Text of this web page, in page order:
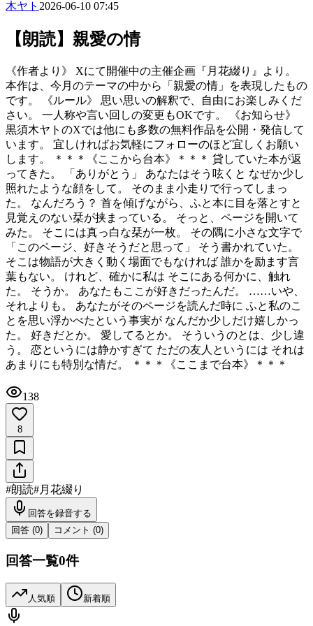
木ヤト 2026-06-10 07:45
【朗読】親愛の情
《作者より》 Xにて開催中の主催企画『月花綴り』より。
本作は、今月のテーマの中から「親愛の情」を表現したもの
です。 《ルール》 思い思いの解釈で、自由にお楽しみくだ
さい。 一人称や言い回しの変更もOKです。 《お知らせ》
黒須木ヤトのXでは他にも多数の無料作品を公開・発信して
います。 宜しければお気軽にフォローのほど宜しくお願い
します。 ＊＊＊《ここから台本》＊＊＊ 貸していた本が返
ってきた。 「ありがとう」 あなたはそう呟くと なぜか少し
照れたような顔をして。 そのまま小走りで行ってしまっ
た。 なんだろう？ 首を傾げながら、ふと本に目を落とすと
見覚えのない栞が挟まっている。 そっと、ページを開いて
みた。 そこには真っ白な栞が一枚。 その隅に小さな文字で
「このページ、好きそうだと思って」 そう書かれていた。
そこは物語が大きく動く場面でもなければ 誰かを励ます言
葉もない。 けれど、確かに私は そこにある何かに、触れ
た。 そうか。 あなたもここが好きだったんだ。 ……いや、
それよりも。 あなたがそのページを読んだ時に ふと私のこ
とを思い浮かべたという事実が なんだか少しだけ嬉しかっ
た。 好きだとか。 愛してるとか。 そういうのとは、少し違
う。 恋というには静かすぎて ただの友人というには それは
あまりにも特別な情だ。 ＊＊＊《ここまで台本》＊＊＊
138
8
#朗読#月花綴り
回答を録音する
回答 (0) コメント (0)
回答一覧0件
人気順 新着順